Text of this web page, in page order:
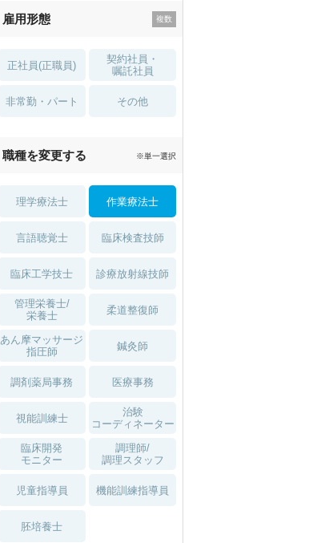
住宅手当・補助
土日祝休 無資格 OK
積極採用中 WEB面接OK
雇用形態
正社員(正職員)
契約社員・
嘱託社員
非常勤・パート その他
職種を変更する ※単一選択
理学療法士 作業療法士
言語聴覚士 臨床検査技師
臨床工学技士 診療放射線技師
管理栄養士/
栄養士
柔道整復師
あん摩マッサージ
指圧師
鍼灸師
調剤薬局事務 医療事務
視能訓練士
治験
コーディネーター
臨床開発
モニター
調理師/
調理スタッフ
児童指導員 機能訓練指導員
胚培養士